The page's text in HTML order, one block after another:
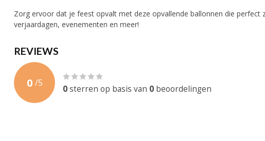
Zorg ervoor dat je feest opvalt met deze opvallende ballonnen die perfect
verjaardagen, evenementen en meer!
REVIEWS
0 /5
0sterren op basis van 0 beoordelingen